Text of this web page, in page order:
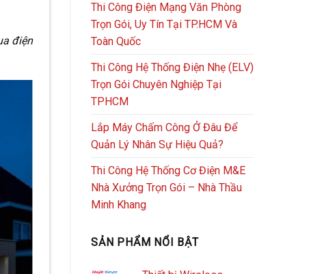
điện
Thi Công Điện Mạng Văn Phòng
Trọn Gói, Uy Tín Tại TP.HCM Và
Toàn Quốc
Thi Công Hệ Thống Điện Nhẹ (ELV)
Trọn Gói Chuyên Nghiệp Tại
TPHCM
Lắp Máy Chấm Công Ở Đâu Để
Quản Lý Nhân Sự Hiệu Quả?
Thi Công Hệ Thống Cơ Điện M&E
Nhà Xưởng Trọn Gói – Nhà Thầu
Minh Khang
SẢN PHẨM NỔI BẬT